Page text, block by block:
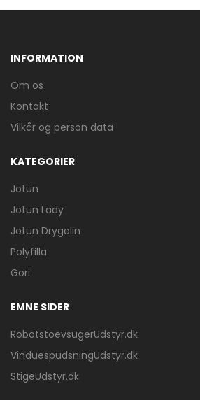
INFORMATION
Om os
Kontakt
Vilkår og person data
KATEGORIER
Jotun
Jotun Lady
Jotun Drygolin
Polyfilla
Gori
EMNE SIDER
RobotstoevsugerUdstyr.dk
VinduespudsningUdstyr.dk
StigeUdstyr.dk